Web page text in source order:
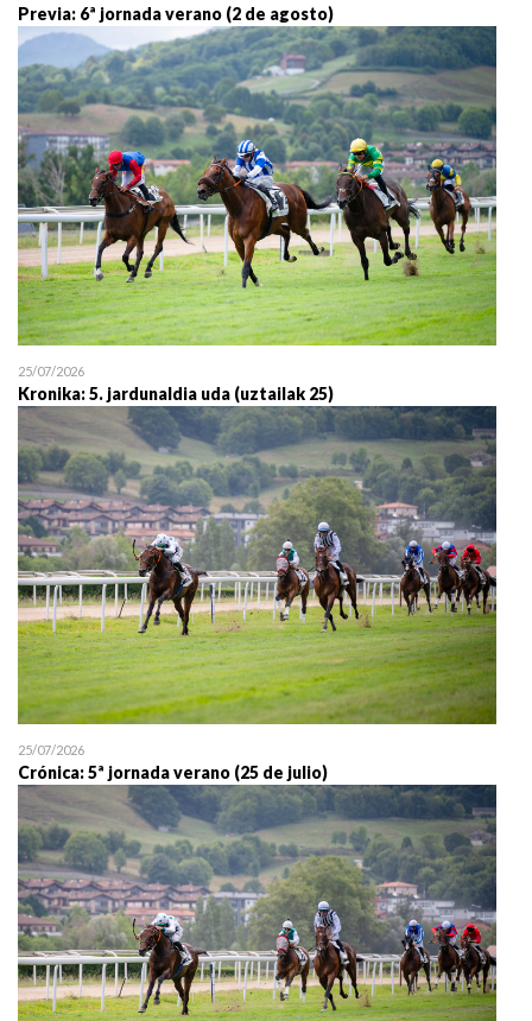
Previa: 6ª jornada verano (2 de agosto)
25/07/2026
Kronika: 5. jardunaldia uda (uztailak 25)
25/07/2026
Crónica: 5ª jornada verano (25 de julio)